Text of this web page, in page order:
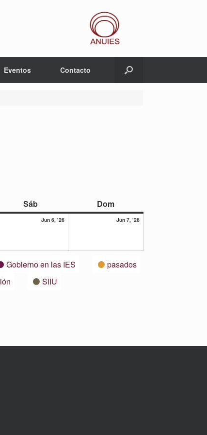
Eventos Contacto
Sábsábado Domdomingo
Jun 6, '266
Jun 7, '267
Gobierno en las IES
pasados
SIIU